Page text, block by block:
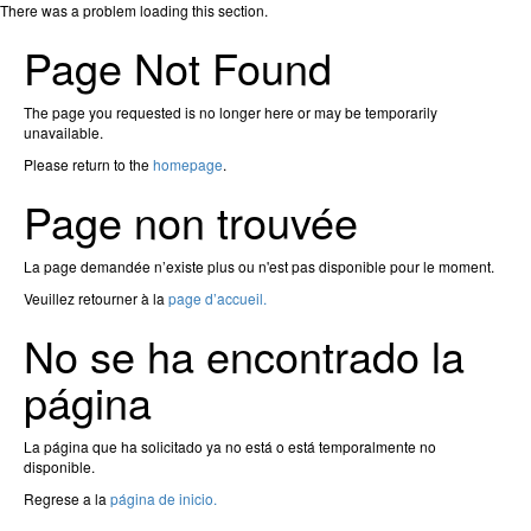
There was a problem loading this section.
Page Not Found
The page you requested is no longer here or may be temporarily
unavailable.
Please return to thehomepage.
Page non trouvée
La page demandée n’existe plus ou n'est pas disponible pour le moment.
Veuillez retourner à la page d’accueil.
No se ha encontrado la
página
La página que ha solicitado ya no está o está temporalmente no
disponible.
Regrese a la página de inicio.